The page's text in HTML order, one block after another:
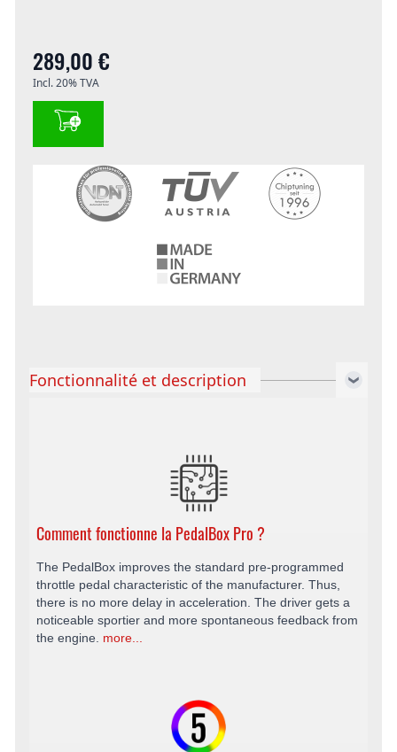
289,00 €
Incl. 20% TVA
Fonctionnalité et description
Comment fonctionne la PedalBox Pro ?
The PedalBox improves the standard pre-programmed
throttle pedal characteristic of the manufacturer. Thus,
there is no more delay in acceleration. The driver gets a
noticeable sportier and more spontaneous feedback from
the engine. more...